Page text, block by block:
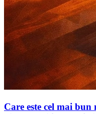
Care este cel mai